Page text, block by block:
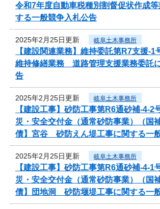
令和7年度自動車税種別割督促状作成
する一般競争入札公告
2025年2月25日更新 岐阜土木事務所
【建設関連業務】維持委託第R7支援-
維持修繕業務 道路管理支援業務委託
告
2025年2月25日更新 岐阜土木事務所
【建設工事】砂防工事第R6通砂補-4-
災・安全交付金（通常砂防事業）（国
債】宮谷 砂防えん堤工事に関する一
2025年2月25日更新 岐阜土木事務所
【建設工事】砂防工事第R6通砂補-4-
災・安全交付金（通常砂防事業）（国
債】団地洞 砂防堰堤工事に関する一